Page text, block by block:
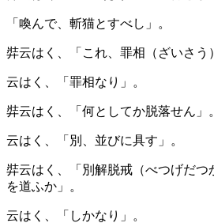
「喚んで、斬猫とすべし」。
弉云はく、「これ、罪相（ざいさう
云はく、「罪相なり」。
弉云はく、「何としてか脱落せん」。
云はく、「別、並びに具す」。
弉云はく、「別解脱戒（べつげだつ
を道ふか」。
云はく、「しかなり」。